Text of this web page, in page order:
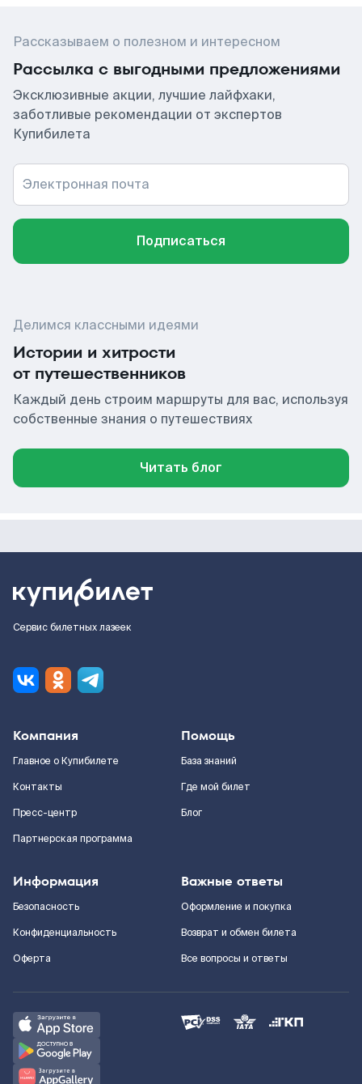
Рассказываем о полезном и интересном
Рассылка с выгодными предложениями
Эксклюзивные акции, лучшие лайфхаки,
заботливые рекомендации от экспертов
Купибилета
Электронная почта
Подписаться
Делимся классными идеями
Истории и хитрости
от путешественников
Каждый день строим маршруты для вас, используя
собственные знания о путешествиях
Читать блог
Сервис билетных лазеек
Компания
Главное о Купибилете
Контакты
Пресс-центр
Партнерская программа
Помощь
База знаний
Где мой билет
Блог
Информация
Безопасность
Конфиденциальность
Оферта
Важные ответы
Оформление и покупка
Возврат и обмен билета
Все вопросы и ответы